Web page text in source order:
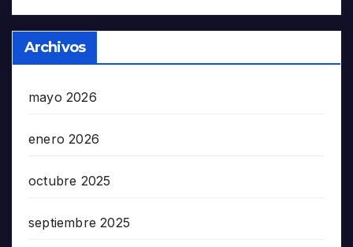
Archivos
mayo 2026
enero 2026
octubre 2025
septiembre 2025